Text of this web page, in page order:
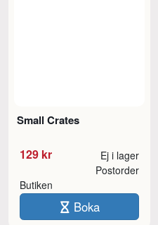
Small Crates
129 kr Ej i lager
Butiken
Postorder
Boka